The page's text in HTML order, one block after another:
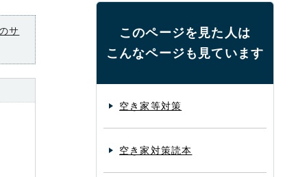
サ
このページを見た人は
こんなページも見ています
空き家等対策
空き家対策読本